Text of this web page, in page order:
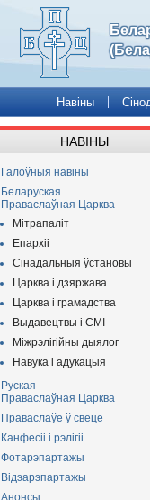
Навіны
НАВІНЫ
Галоўныя навіны
Беларуская
Праваслаўная Царква
Мітрапаліт
Епархіі
Сінадальныя ўстановы
Царква і дзяржава
Царква і грамадства
Выдавецтвы і СМІ
Міжрэлігійны дыялог
Навука і адукацыя
Руская
Праваслаўная Царква
Праваслаўе ў свеце
Канфесіі і рэлігіі
Фотарэпартажы
Відэарэпартажы
Анонсы